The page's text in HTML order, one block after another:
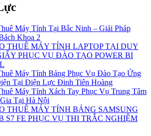
Máy Tính Tại Bắc Ninh – Giải Pháp
Khoa 2
THUÊ MÁY TÍNH LAPTOP TẠI DUY
PHỤC VỤ ĐÀO TẠO POWER BI
Máy Tính Bảng Phục Vụ Đào Tạo Ứng
Tại Điện Lực Đinh Tiên Hoàng
Máy Tính Xách Tay Phục Vụ Trung Tâm
Tại Hà Nội
THUÊ MÁY TÍNH BẢNG SAMSUNG
S7 FE PHỤC VỤ THI TRẮC NGHIỆM